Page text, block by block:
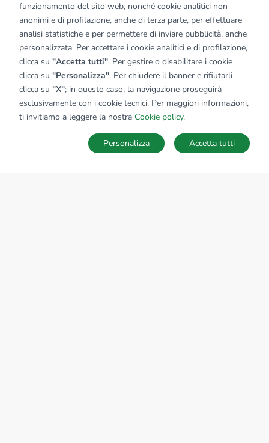
SALVA RICERCA
funzionamento del sito web, nonché cookie analitici non
anonimi e di profilazione, anche di terza parte, per effettuare
analisi statistiche e per permettere di inviare pubblicità, anche
personalizzata. Per accettare i cookie analitici e di profilazione,
clicca su "Accetta tutti". Per gestire o disabilitare i cookie
clicca su "Personalizza". Per chiudere il banner e rifiutarli
clicca su "X"; in questo caso, la navigazione proseguirà
esclusivamente con i cookie tecnici. Per maggiori informazioni,
ti invitiamo a leggere la nostra Cookie policy.
Accetta tutti
Personalizza